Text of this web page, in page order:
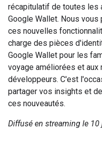
récapitulatif de toutes les
Google Wallet. Nous
ces nouvelles
charge des pièces
Google Wallet pour les
voyage améliorées et
développeurs. C'est
partager vos insights et
ces nouveautés.
Diffusé en streaming le